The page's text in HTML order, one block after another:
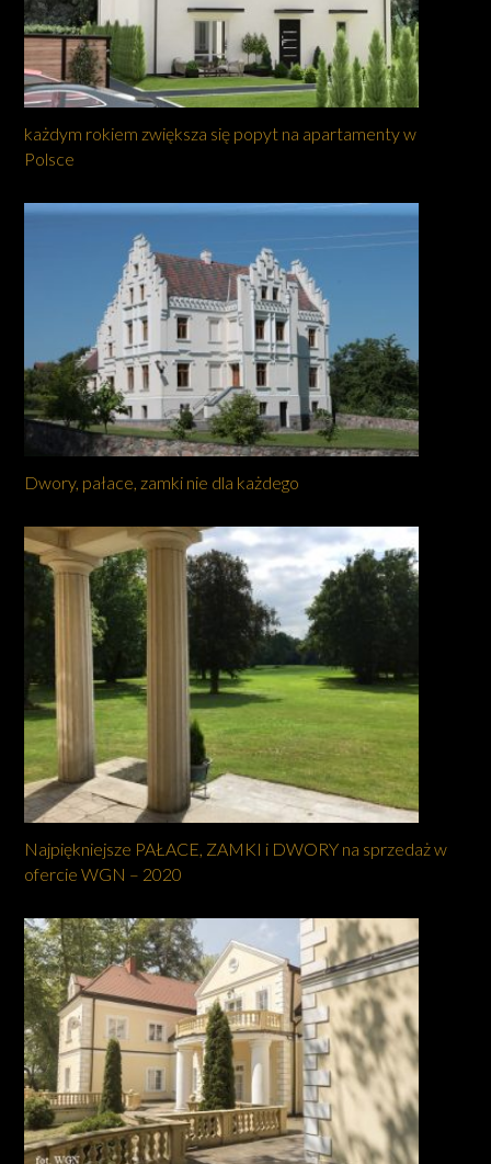
każdym rokiem zwiększa się popyt na apartamenty w
Polsce
Dwory, pałace, zamki nie dla każdego
Najpiękniejsze PAŁACE, ZAMKI i DWORY na sprzedaż w
ofercie WGN – 2020